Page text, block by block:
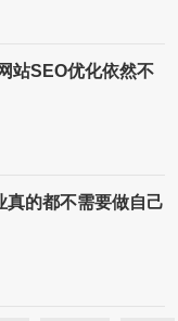
站SEO优化依然不
真的都不需要做自己